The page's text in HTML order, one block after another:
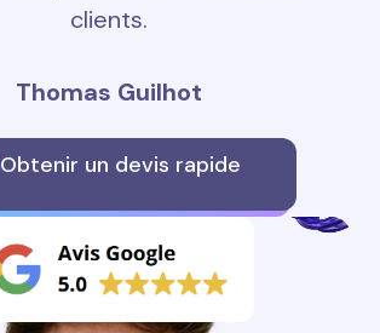
clients.
Thomas Guilhot
Obtenir un devis rapide